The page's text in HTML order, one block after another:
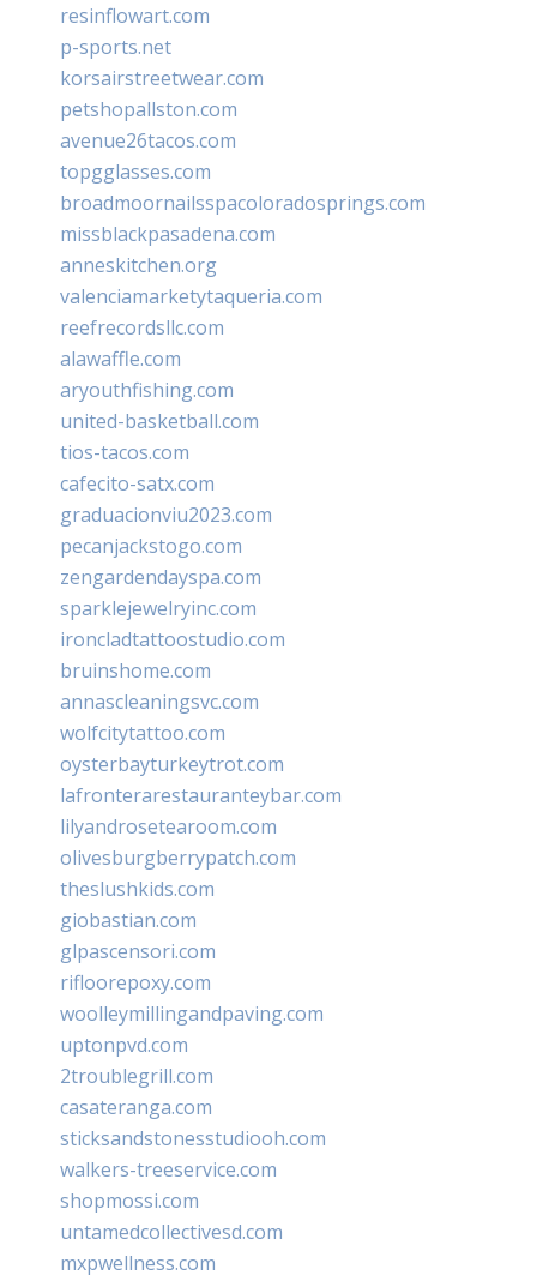
resinflowart.com
p-sports.net
korsairstreetwear.com
petshopallston.com
avenue26tacos.com
topgglasses.com
broadmoornailsspacoloradosprings.com
missblackpasadena.com
anneskitchen.org
valenciamarketytaqueria.com
reefrecordsllc.com
alawaffle.com
aryouthfishing.com
united-basketball.com
tios-tacos.com
cafecito-satx.com
graduacionviu2023.com
pecanjackstogo.com
zengardendayspa.com
sparklejewelryinc.com
ironcladtattoostudio.com
bruinshome.com
annascleaningsvc.com
wolfcitytattoo.com
oysterbayturkeytrot.com
lafronterarestauranteybar.com
lilyandrosetearoom.com
olivesburgberrypatch.com
theslushkids.com
giobastian.com
glpascensori.com
rifloorepoxy.com
woolleymillingandpaving.com
uptonpvd.com
2troublegrill.com
casateranga.com
sticksandstonesstudiooh.com
walkers-treeservice.com
shopmossi.com
untamedcollectivesd.com
mxpwellness.com